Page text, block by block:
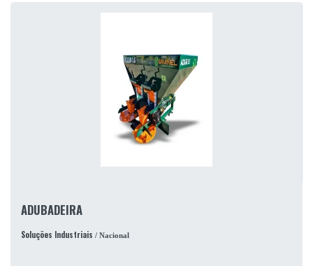
ADUBADEIRA
Soluções Industriais / Nacional